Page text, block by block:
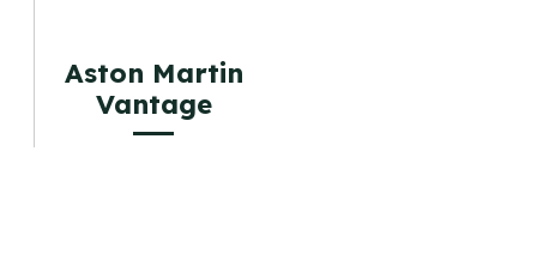
Aston Martin
Vantage